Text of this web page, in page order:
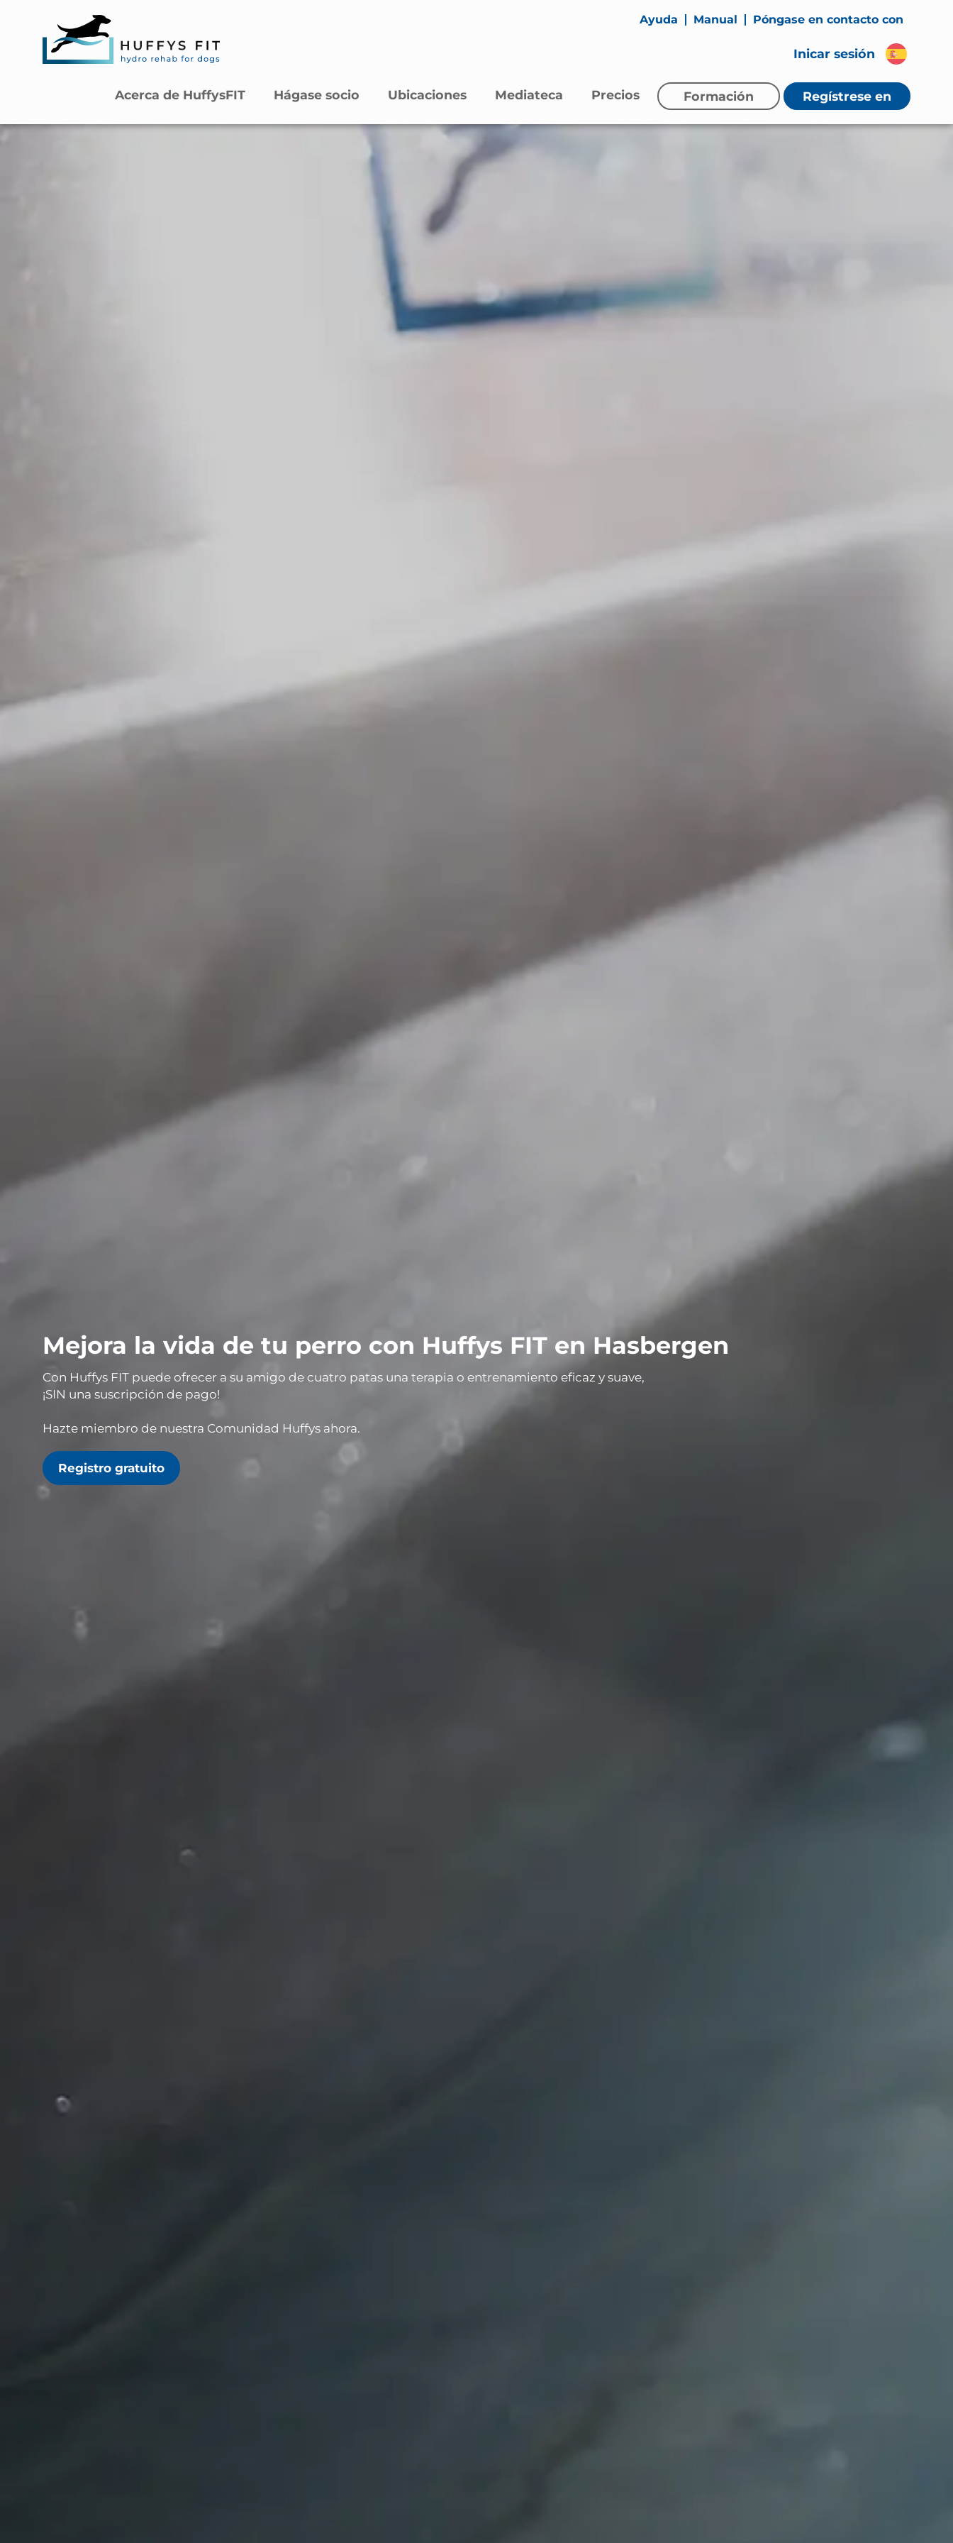
Ayuda Manual Póngase en contacto con
Inicar sesión
Acerca de HuffysFIT Hágase socio Ubicaciones Mediateca Precios Regístrese en
Formación
Mejora la vida de tu perro con Huffys FIT en Hasbergen
Con Huffys FIT puede ofrecer a su amigo de cuatro patas una terapia o entrenamiento eficaz y suave,
¡SIN una suscripción de pago!
Hazte miembro de nuestra Comunidad Huffys ahora.
Registro gratuito